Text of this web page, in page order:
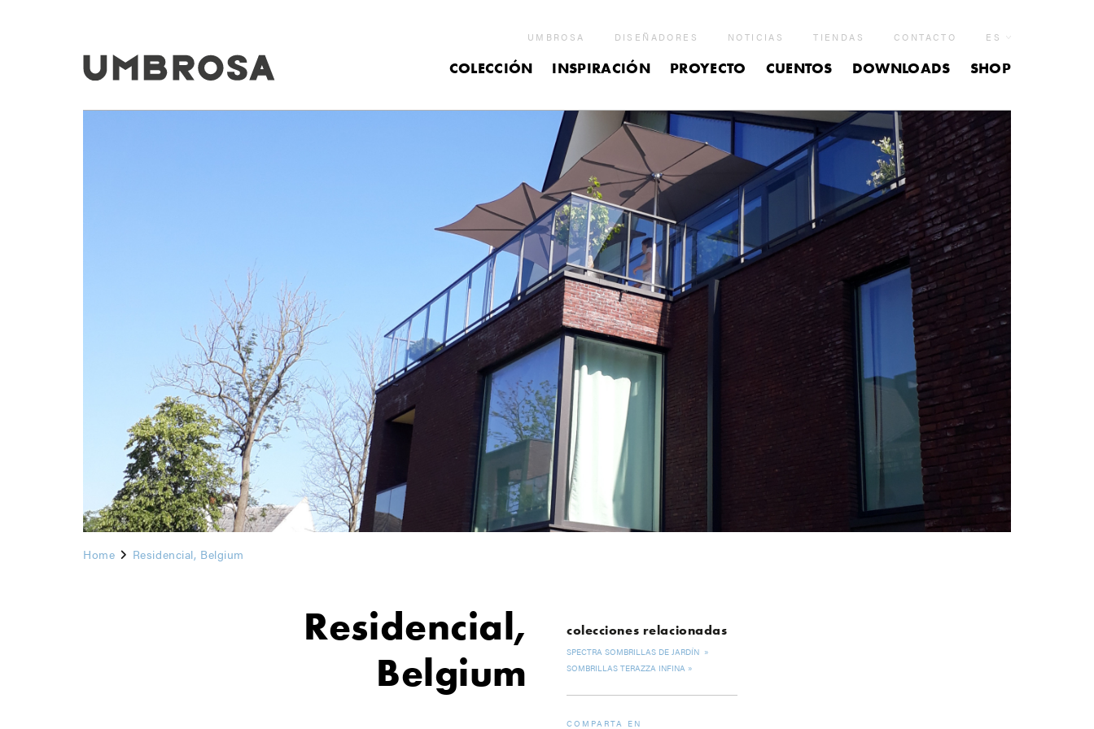
UMBROSA DISEÑADORES NOTICIAS TIENDAS CONTACTO ES
COLECCIÓN INSPIRACIÓN PROYECTO CUENTOS DOWNLOADS SHOP
Home Residencial, Belgium
Residencial,
Belgium
colecciones relacionadas
SPECTRA SOMBRILLAS DE JARDÍN
SOMBRILLAS TERAZZA INFINA
COMPARTA EN